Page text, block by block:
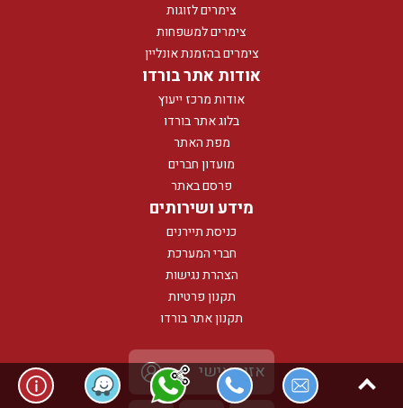
צימרים לזוגות
צימרים למשפחות
צימרים בהזמנת אונליין
אודות אתר בורדו
אודות מרכז ייעוץ
בלוג אתר בורדו
מפת האתר
מועדון חברים
פרסם באתר
מידע ושירותים
כניסת תיירנים
חברי המערכת
הצהרת נגישות
תקנון פרטיות
תקנון אתר בורדו
אזור אישי